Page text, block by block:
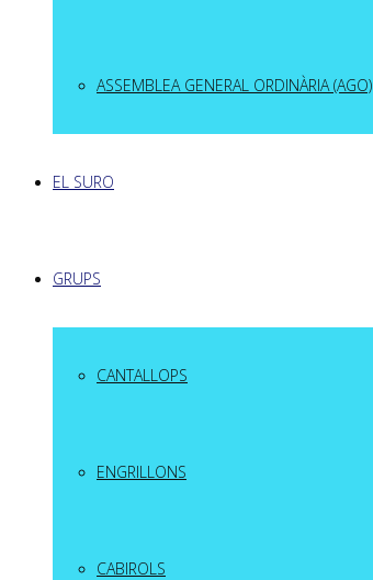
ASSEMBLEA GENERAL ORDINÀRIA (AGO)
EL SURO
GRUPS
CANTALLOPS
ENGRILLONS
CABIROLS